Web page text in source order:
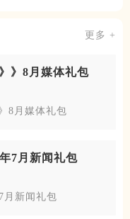
更多 +
》8月媒体礼包
8月媒体礼包
7月新闻礼包
月新闻礼包